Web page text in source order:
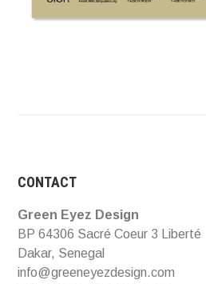
CONTACT
Green Eyez Design
BP 64306 Sacré Coeur 3 Liberté
Dakar, Senegal
info@greeneyezdesign.com